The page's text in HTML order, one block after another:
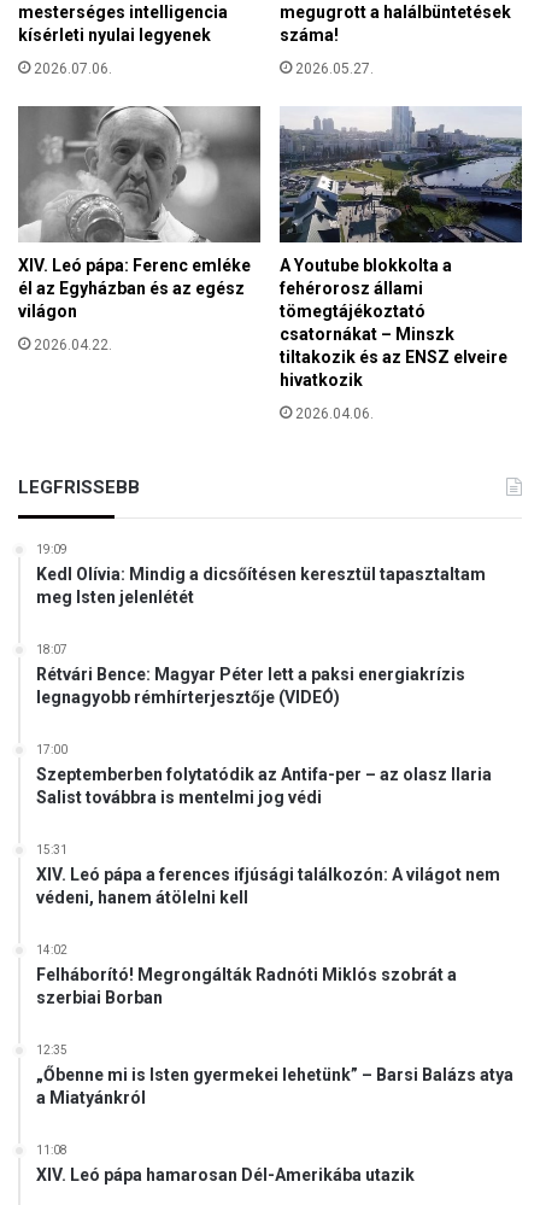
mesterséges intelligencia
kísérleti nyulai legyenek
2026.07.06.
megugrott a halálbüntetések
száma!
2026.05.27.
XIV. Leó pápa: Ferenc emléke
él az Egyházban és az egész
világon
2026.04.22.
A Youtube blokkolta a
fehérorosz állami
tömegtájékoztató
csatornákat – Minszk
tiltakozik és az ENSZ elveire
hivatkozik
2026.04.06.
LEGFRISSEBB
19:09
Kedl Olívia: Mindig a dicsőítésen keresztül tapasztaltam
meg Isten jelenlétét
18:07
Rétvári Bence: Magyar Péter lett a paksi energiakrízis
legnagyobb rémhírterjesztője (VIDEÓ)
17:00
Szeptemberben folytatódik az Antifa-per – az olasz Ilaria
Salist továbbra is mentelmi jog védi
15:31
XIV. Leó pápa a ferences ifjúsági találkozón: A világot nem
védeni, hanem átölelni kell
14:02
Felháborító! Megrongálták Radnóti Miklós szobrát a
szerbiai Borban
12:35
„Őbenne mi is Isten gyermekei lehetünk” – Barsi Balázs atya
a Miatyánkról
11:08
XIV. Leó pápa hamarosan Dél-Amerikába utazik